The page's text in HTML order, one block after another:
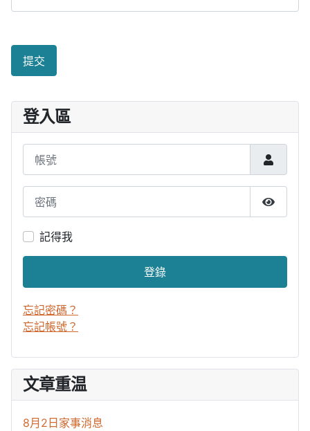
提交
登入區
帳號
密碼
顯示密
記得我
登錄
忘記密碼？
忘記帳號？
文章重温
8月2日家事消息